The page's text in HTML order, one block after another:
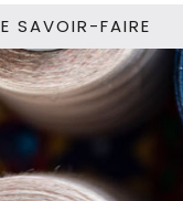
SAVOIR-FAIRE